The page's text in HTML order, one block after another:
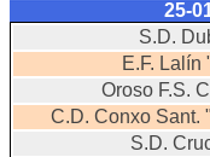
25-
S.D.
E.F. Lalín
Oroso F.S.
C.D. Conxo Sant.
S.D.